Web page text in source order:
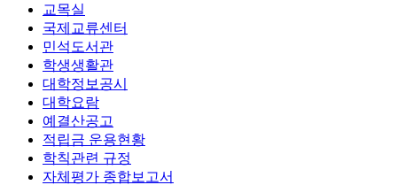
교목실
국제교류센터
민석도서관
학생생활관
대학정보공시
대학요람
예결산공고
적립금 운용현황
학칙관련 규정
자체평가 종합보고서